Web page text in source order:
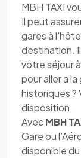
MBH TAXI
Il peut
gares à
destination.
votre séjour
pour aller a
historiques ?
disposition.
AvecMBH
Gare ou
disponible